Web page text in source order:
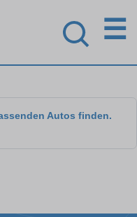
☰
Autos finden.